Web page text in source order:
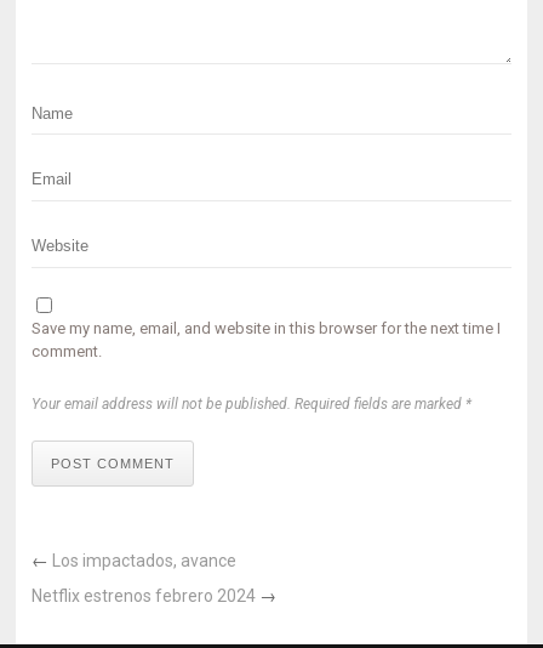
Save my name, email, and website in this browser for the next time I
comment.
Your email address will not be published. Required fields are marked *
POST COMMENT
←
Los impactados, avance
Netflix estrenos febrero 2024 →